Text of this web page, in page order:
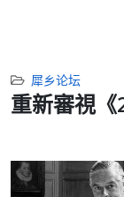
犀乡论坛
重新審視《